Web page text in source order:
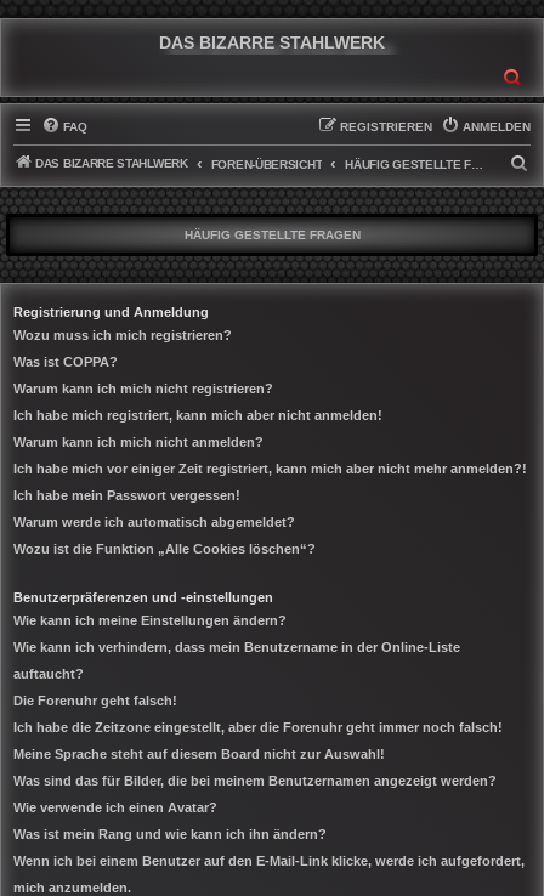
DAS BIZARRE STAHLWERK
FAQ ANMELDEN
REGISTRIEREN
DAS BIZARRE STAHLWERK FOREN-ÜBERSICHT HÄUFIG GESTELLTE FRAGEN
U
C
H
E
HÄUFIG GESTELLTE FRAGEN
Registrierung und Anmeldung
Wozu muss ich mich registrieren?
Was ist COPPA?
Warum kann ich mich nicht registrieren?
Ich habe mich registriert, kann mich aber nicht anmelden!
Warum kann ich mich nicht anmelden?
Ich habe mich vor einiger Zeit registriert, kann mich aber nicht mehr anmelden?!
Ich habe mein Passwort vergessen!
Warum werde ich automatisch abgemeldet?
Wozu ist die Funktion „Alle Cookies löschen“?
Benutzerpräferenzen und -einstellungen
Wie kann ich meine Einstellungen ändern?
Wie kann ich verhindern, dass mein Benutzername in der Online-Liste
auftaucht?
Die Forenuhr geht falsch!
Ich habe die Zeitzone eingestellt, aber die Forenuhr geht immer noch falsch!
Meine Sprache steht auf diesem Board nicht zur Auswahl!
Was sind das für Bilder, die bei meinem Benutzernamen angezeigt werden?
Wie verwende ich einen Avatar?
Was ist mein Rang und wie kann ich ihn ändern?
Wenn ich bei einem Benutzer auf den E-Mail-Link klicke, werde ich aufgefordert,
mich anzumelden.